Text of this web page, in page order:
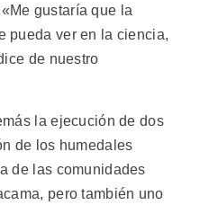
gustaría que la
pueda ver en la ciencia,
de nuestro
la ejecución de dos
de los humedales
de las comunidades
pero también uno